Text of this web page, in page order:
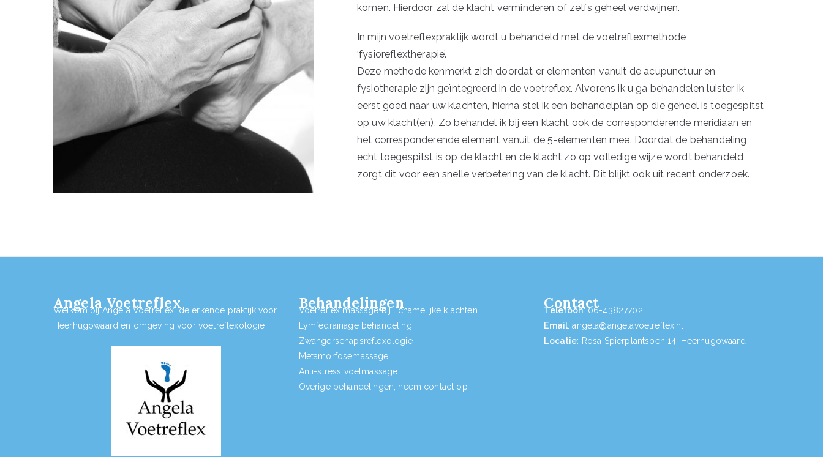
komen. Hierdoor zal de klacht verminderen of zelfs geheel verdwijnen.
In mijn voetreflexpraktijk wordt u behandeld met de voetreflexmethode
‘fysioreflextherapie’.
Deze methode kenmerkt zich doordat er elementen vanuit de acupunctuur en
fysiotherapie zijn geïntegreerd in de voetreflex. Alvorens ik u ga behandelen luister ik
eerst goed naar uw klachten, hierna stel ik een behandelplan op die geheel is toegespitst
op uw klacht(en). Zo behandel ik bij een klacht ook de corresponderende meridiaan en
het corresponderende element vanuit de 5-elementen mee. Doordat de behandeling
echt toegespitst is op de klacht en de klacht zo op volledige wijze wordt behandeld
zorgt dit voor een snelle verbetering van de klacht. Dit blijkt ook uit recent onderzoek.
Angela Voetreflex
Welkom bij Angela Voetreflex, de erkende praktijk voor
Heerhugowaard en omgeving voor voetreflexologie.
Behandelingen
Voetreflex massage bij lichamelijke klachten
Lymfedrainage behandeling
Zwangerschapsreflexologie
Metamorfosemassage
Anti-stress voetmassage
Overige behandelingen, neem contact op
Contact
Telefoon: 06-43827702
Email: angela@angelavoetreflex.nl
Locatie: Rosa Spierplantsoen 14, Heerhugowaard